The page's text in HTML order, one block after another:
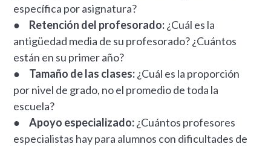
específica por asignatura?
● Retención del profesorado:¿Cuál es la
antigüedad media de su profesorado? ¿Cuántos
están en su primer año?
● Tamaño de las clases:¿Cuál es la proporción
por nivel de grado, no el promedio de toda la
escuela?
●Apoyo especializado:¿Cuántos profesores
especialistas hay para alumnos con dificultades de